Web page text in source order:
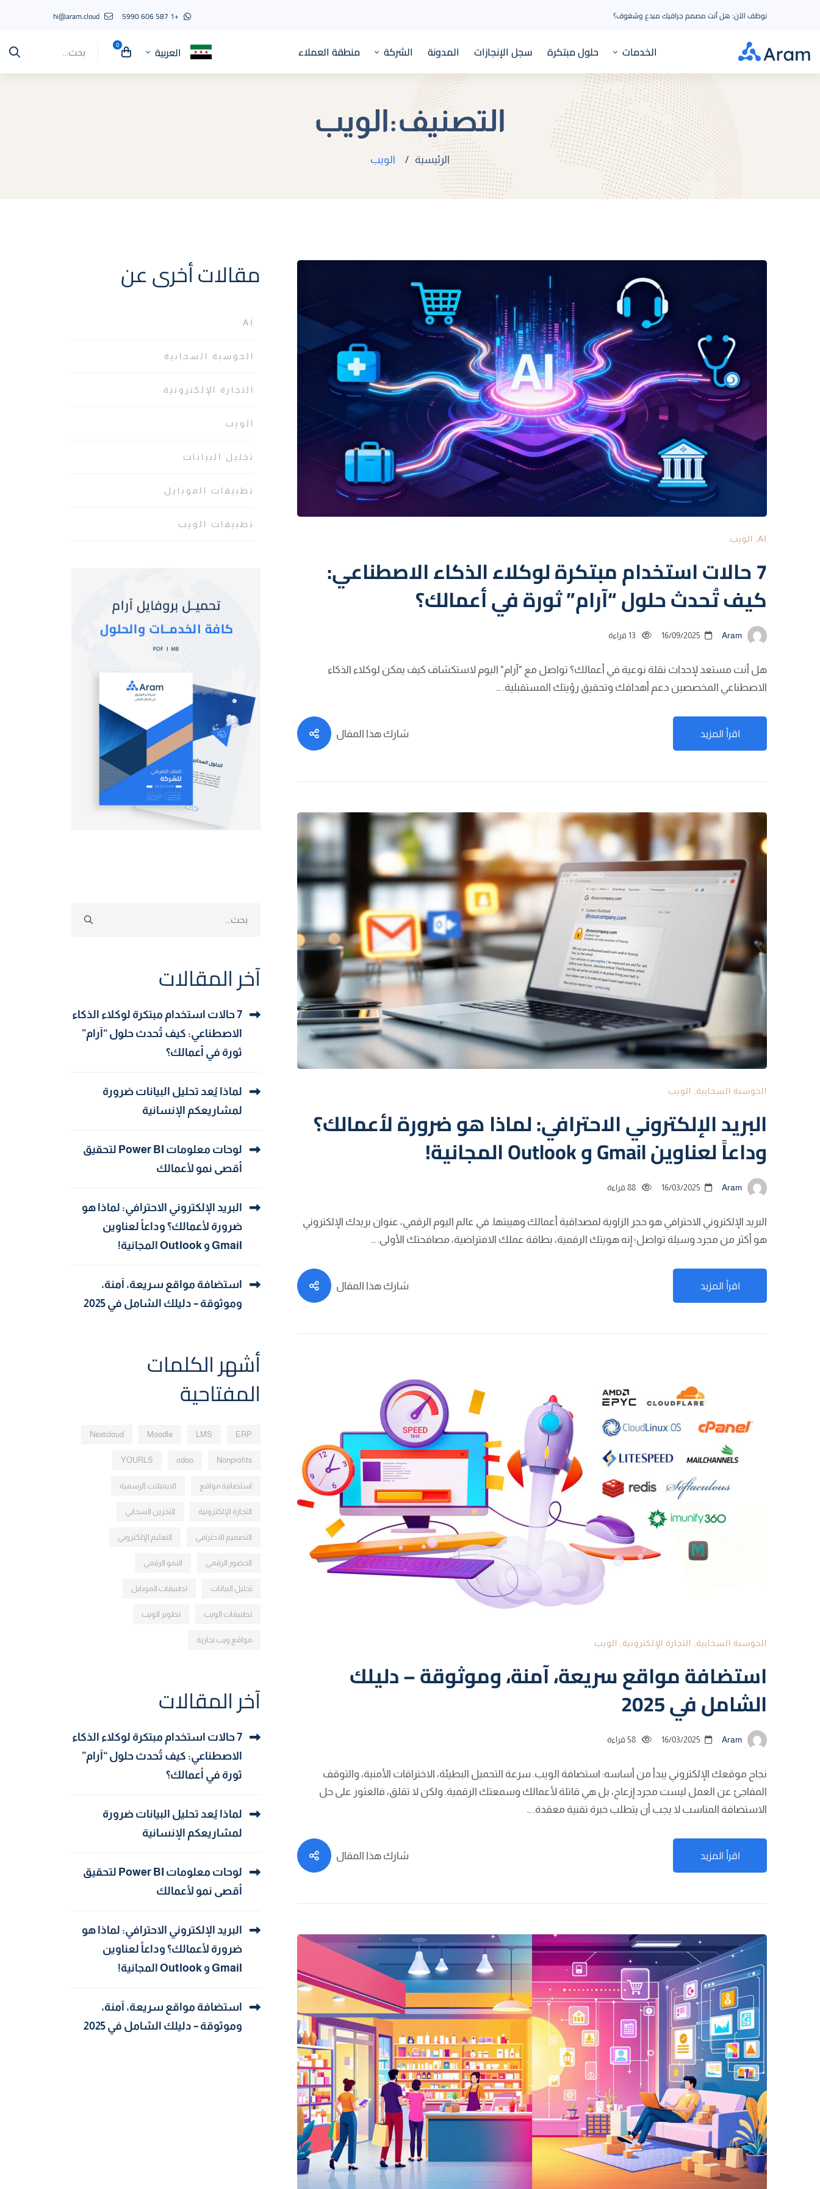
نوظف الآن: هل أنت مصمم جرافيك مبدع وشغوف؟ +1 587 606 5990
hi@aram.cloud
الخدمات حلول مبتكرة سجل الإنجازات المدونة الشركة منطقة العملاء العربية
Search
التصنيف:الويب
الرئيسية الويب
AI الويب
7 حالات استخدام مبتكرة لوكلاء الذكاء الاصطناعي:
كيف تُحدث حلول “آرام” ثورة في أعمالك؟
16/09/2025
هل أنت مستعد لإحداث نقلة نوعية في أعمالك؟ تواصل مع "آرام" اليوم لاستكشاف كيف يمكن لوكلاء الذكاء
الاصطناعي المخصصين دعم أهدافك وتحقيق رؤيتك المستقبلية. …
اقرأ المزيد شارك هذا المقال
الحوسبة السحابية الويب
البريد الإلكتروني الاحترافي: لماذا هو ضرورة لأعمالك؟
وداعاً لعناوين Gmail و Outlook المجانية!
16/03/2025
البريد الإلكتروني الاحترافي هو حجر الزاوية لمصداقية أعمالك وهيبتها. في عالم اليوم الرقمي، عنوان بريدك الإلكتروني
هو أكثر من مجرد وسيلة تواصل؛ إنه هويتك الرقمية، بطاقة عملك الافتراضية، مصافحتك الأولى. …
اقرأ المزيد شارك هذا المقال
الحوسبة السحابية التجارة الإلكترونية الويب
استضافة مواقع سريعة، آمنة، وموثوقة – دليلك
الشامل في 2025
16/03/2025
نجاح موقعك الإلكتروني يبدأ من أساسه: استضافة الويب. سرعة التحميل البطيئة، الاختراقات الأمنية، والتوقف
المفاجئ عن العمل ليست مجرد إزعاج، بل هي قاتلة لأعمالك وسمعتك الرقمية. ولكن لا تقلق، فالعثور على حل
الاستضافة المناسب لا يجب أن يتطلب خبرة تقنية معقدة. …
اقرأ المزيد شارك هذا المقال
مقالات أخرى عن
AI
الحوسبة السحابية
التجارة الإلكترونية
الويب
تحليل البيانات
تطبيقات الموبايل
تطبيقات الويب
آخر المقالات
7 حالات استخدام مبتكرة لوكلاء الذكاء
الاصطناعي: كيف تُحدث حلول “آرام”
ثورة في أعمالك؟
لماذا يُعد تحليل البيانات ضرورة
لمشاريعكم الإنسانية
لوحات معلومات Power BI لتحقيق
أقصى نمو لأعمالك
البريد الإلكتروني الاحترافي: لماذا هو
ضرورة لأعمالك؟ وداعاً لعناوين
Gmail و Outlook المجانية!
استضافة مواقع سريعة، آمنة،
وموثوقة – دليلك الشامل في 2025
أشهر الكلمات
المفتاحية
ERP
LMS
Moodle
Nextcloud
Nonprofits
odoo
YOURLS
استضافة مواقع الايميلات الرسمية
التجارة الإلكترونية التخزين السحابي
التصميم الاحترافي التعليم الإلكتروني
الحضور الرقمي النمو الرقمي
تحليل البيانات تطبيقات الموبايل
تطبيقات الويب تطوير الويب
مواقع ويب تجارية
آخر المقالات
7 حالات استخدام مبتكرة لوكلاء الذكاء
الاصطناعي: كيف تُحدث حلول “آرام”
ثورة في أعمالك؟
لماذا يُعد تحليل البيانات ضرورة
لمشاريعكم الإنسانية
لوحات معلومات Power BI لتحقيق
أقصى نمو لأعمالك
البريد الإلكتروني الاحترافي: لماذا هو
ضرورة لأعمالك؟ وداعاً لعناوين
Gmail و Outlook المجانية!
استضافة مواقع سريعة، آمنة،
وموثوقة – دليلك الشامل في 2025